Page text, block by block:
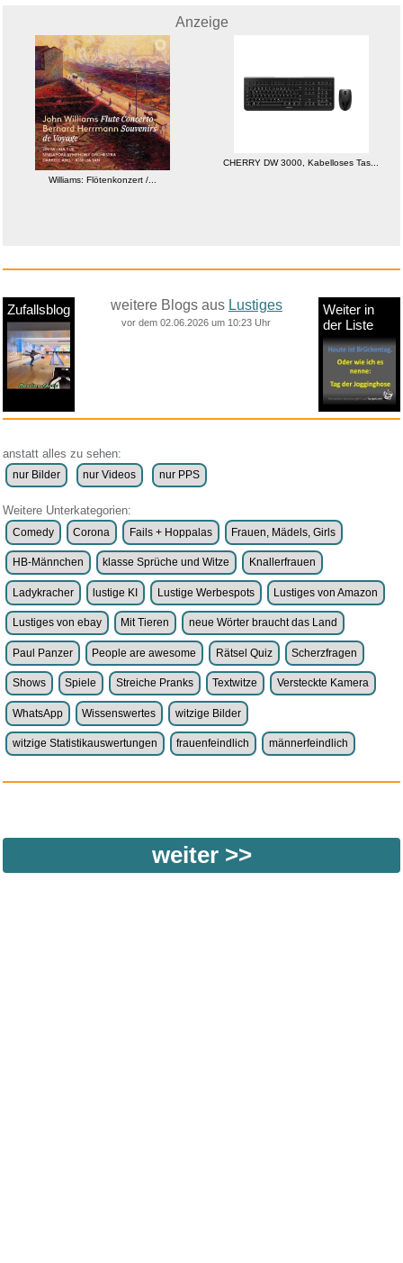
Anzeige
CHERRY DW 3000, Kabelloses Tas...
Zufallsblog weitere Blogs aus Lustiges
vor dem 02.06.2026 um 10:23 Uhr
Weiter in
der Liste
anstatt alles zu sehen:
nur Bilder nur Videos nur PPS
Weitere Unterkategorien:
Comedy Corona Fails + Hoppalas Frauen, Mädels, Girls
HB-Männchen klasse Sprüche und Witze Knallerfrauen
Ladykracher lustige KI Lustige Werbespots Lustiges von Amazon
Lustiges von ebay Mit Tieren neue Wörter braucht das Land
Paul Panzer People are awesome Rätsel Quiz Scherzfragen
Shows Spiele Streiche Pranks Textwitze Versteckte Kamera
WhatsApp Wissenswertes witzige Bilder
witzige Statistikauswertungen frauenfeindlich männerfeindlich
weiter >>